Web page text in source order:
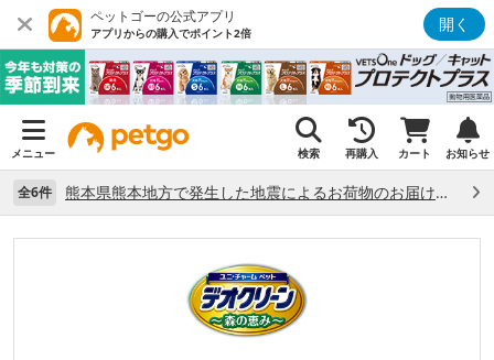
ペットゴーの公式アプリ
アプリからの購入でポイント2倍 開く
メニュー 検索 再購入 カート お知らせ
全6件 熊本県熊本地方で発生した地震によるお荷物のお届け状況について （7/28）